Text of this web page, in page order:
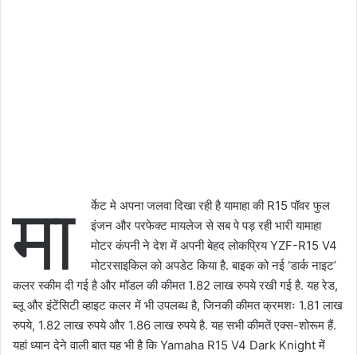
मा
र्केट मे अपना जलवा दिखा रही है यामाहा की R15 पॉवर फुल
इंजन और परफेक्ट मायलेज से सब पे पड़ रही भारी यामाहा
मोटर कंपनी ने देश में अपनी बेहद लोकप्रिय YZF-R15 V4
मोटरसाइकिल को अपडेट किया है. बाइक को नई ‘डार्क नाइट’
कलर स्कीम दी गई है और मॉडल की कीमत 1.82 लाख रुपये रखी गई है. यह रेड,
ब्लू और इंटेंसिटी व्हाइट कलर में भी उपलब्ध है, जिनकी कीमत क्रमशः 1.81 लाख
रुपये, 1.82 लाख रुपये और 1.86 लाख रुपये है. यह सभी कीमतें एक्स-शोरूम हैं.
यहां ध्यान देने वाली बात यह भी है कि Yamaha R15 V4 Dark Knight में